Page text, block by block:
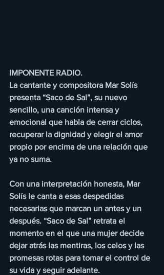
IMPONENTE RADIO.
La cantante y compositora Mar Solís
presenta “Saco de Sal”, su nuevo
sencillo, una canción intensa y
emocional que habla de cerrar ciclos,
recuperar la dignidad y elegir el amor
propio por encima de una relación que
ya no suma.
Con una interpretación honesta, Mar
Solís le canta a esas despedidas
necesarias que marcan un antes y un
después. “Saco de Sal” retrata el
momento en el que una mujer decide
dejar atrás las mentiras, los celos y las
promesas rotas para tomar el control de
su vida y seguir adelante.